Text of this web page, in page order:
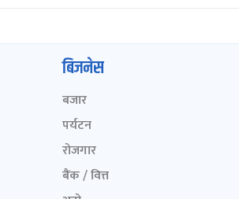
बिजनेस
बजार
पर्यटन
रोजगार
बैंक / वित्त